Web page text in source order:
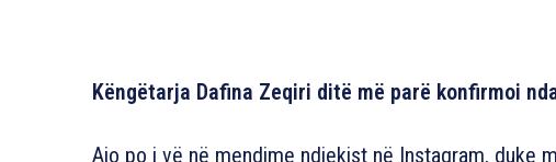
Këngëtarja Dafina Zeqiri ditë më parë konfirmoi
Ajo po i vë në mendime ndjekist në Instagram, duke